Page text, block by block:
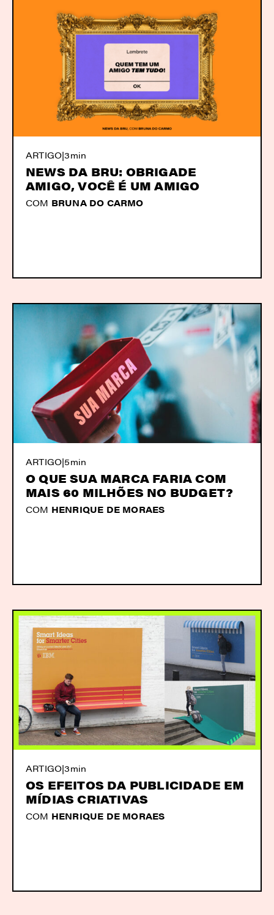
ARTIGO|3min
NEWS DA BRU: OBRIGADE
AMIGO, VOCÊ É UM AMIGO
COM BRUNA DO CARMO
ARTIGO|5min
O QUE SUA MARCA FARIA COM
MAIS 60 MILHÕES NO BUDGET?
COM HENRIQUE DE MORAES
ARTIGO|3min
OS EFEITOS DA PUBLICIDADE EM
MÍDIAS CRIATIVAS
COM HENRIQUE DE MORAES